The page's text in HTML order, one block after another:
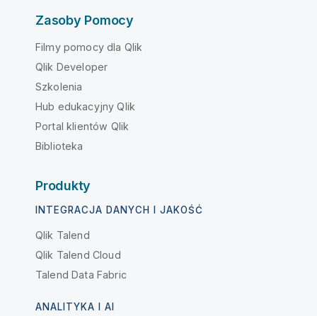
Zasoby Pomocy
Filmy pomocy dla Qlik
Qlik Developer
Szkolenia
Hub edukacyjny Qlik
Portal klientów Qlik
Biblioteka
Produkty
INTEGRACJA DANYCH I JAKOŚĆ
Qlik Talend
Qlik Talend Cloud
Talend Data Fabric
ANALITYKA I AI